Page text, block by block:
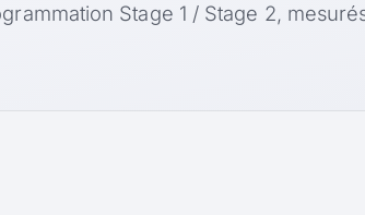
Stage 1 / Stage 2,